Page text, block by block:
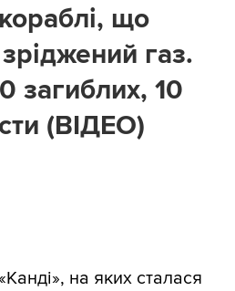
що
газ.
загиблих, 10
(ВІДЕО)
на яких сталася